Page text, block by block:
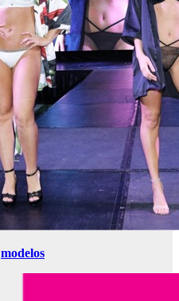
modelos